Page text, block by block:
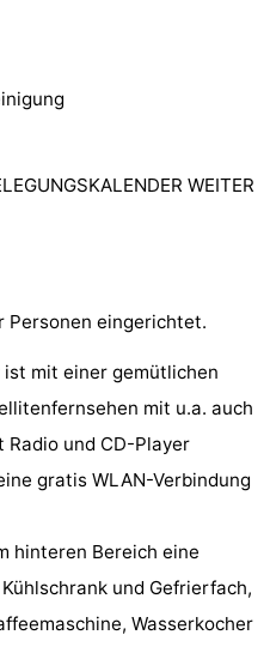
WEITER
Personen eingerichtet.
ist mit einer gemütlichen
mit u.a. auch
und CD-Player
gratis WLAN-Verbindung
hinteren Bereich eine
und Gefrierfach,
Wasserkocher